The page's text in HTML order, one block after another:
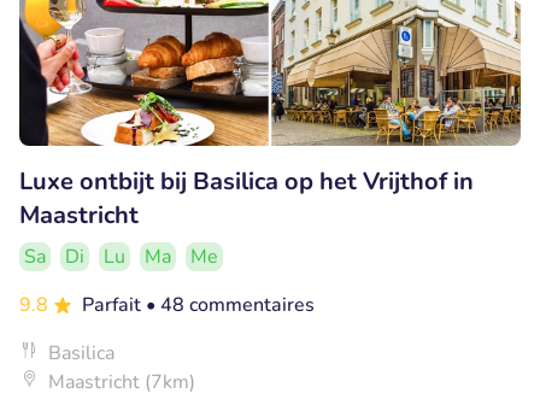
Luxe ontbijt bij Basilica op het Vrijthof in
Maastricht
Sa Di Lu Ma
Me
9.8
Parfait • 48 commentaires
Basilica
Maastricht (7km)